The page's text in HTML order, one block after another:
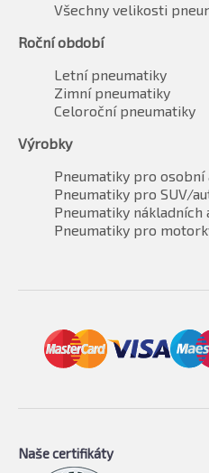
Všechny velikosti
Roční období
Letní pneumatiky
Zimní pneumatiky
Celoroční pneumatiky
Výrobky
Pneumatiky pro osobní
Pneumatiky pro SUV/
Pneumatiky nákladních
Pneumatiky pro
Naše certifikáty